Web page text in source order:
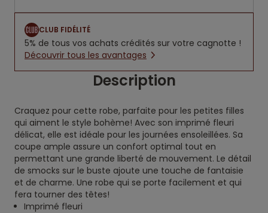
CLUB FIDÉLITÉ
5% de tous vos achats crédités sur votre cagnotte !
Découvrir tous les avantages
Description
Craquez pour cette robe, parfaite pour les petites filles
qui aiment le style bohème! Avec son imprimé fleuri
délicat, elle est idéale pour les journées ensoleillées. Sa
coupe ample assure un confort optimal tout en
permettant une grande liberté de mouvement. Le détail
de smocks sur le buste ajoute une touche de fantaisie
et de charme. Une robe qui se porte facilement et qui
fera tourner des têtes!
Imprimé fleuri